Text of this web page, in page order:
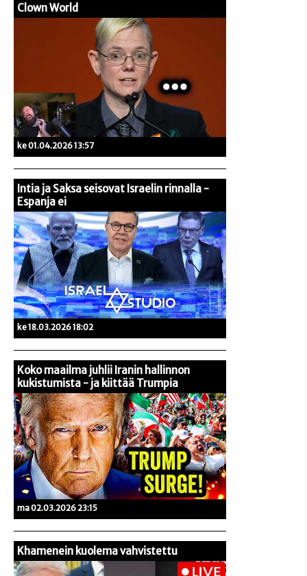
Clown World
ke 01.04.2026 13:57
Intia ja Saksa seisovat Israelin rinnalla -
Espanja ei
ke 18.03.2026 18:02
Koko maailma juhlii Iranin hallinnon
kukistumista - ja kiittää Trumpia
ma 02.03.2026 23:15
Khamenein kuolema vahvistettu